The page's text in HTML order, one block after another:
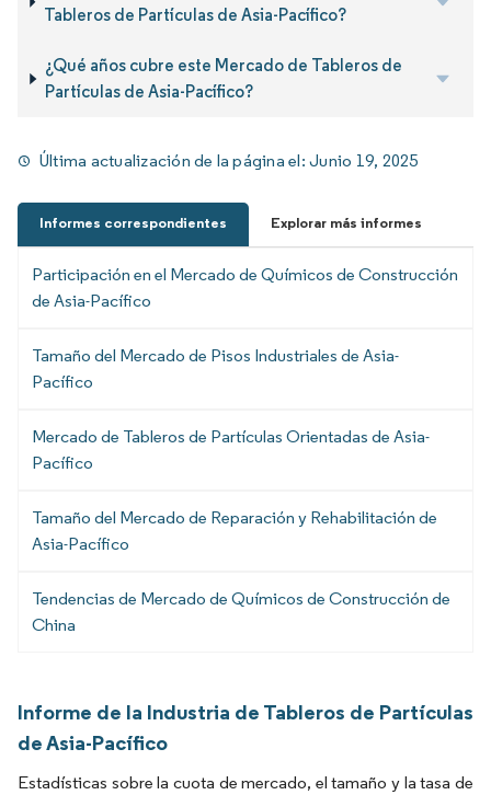
Tableros de Partículas de Asia-Pacífico?
¿Qué años cubre este Mercado de Tableros de
Partículas de Asia-Pacífico?
Última actualización de la página el:Junio 19, 2025
Informes correspondientes Explorar más informes
Participación en el Mercado de Químicos de Construcción
de Asia-Pacífico
Tamaño del Mercado de Pisos Industriales de Asia-
Pacífico
Mercado de Tableros de Partículas Orientadas de Asia-
Pacífico
Tamaño del Mercado de Reparación y Rehabilitación de
Asia-Pacífico
Tendencias de Mercado de Químicos de Construcción de
China
Informe de la Industria de Tableros de Partículas
de Asia-Pacífico
Estadísticas sobre la cuota de mercado, el tamaño y la tasa de